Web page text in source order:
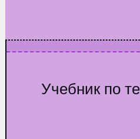
Учебник по